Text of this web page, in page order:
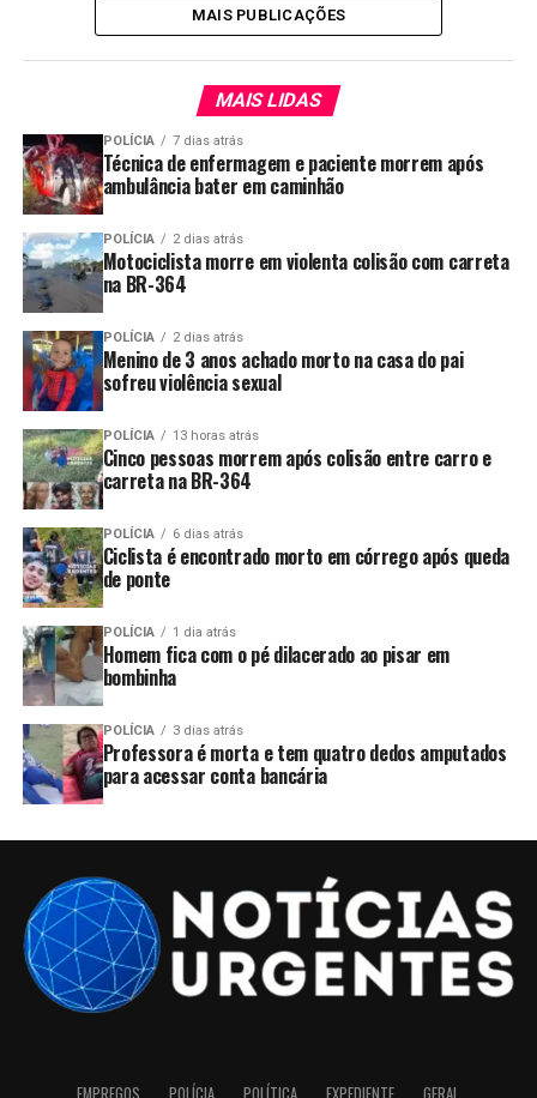
MAIS PUBLICAÇÕES
MAIS LIDAS
POLÍCIA 7 dias atrás
Técnica de enfermagem e paciente morrem após
ambulância bater em caminhão
POLÍCIA 2 dias atrás
Motociclista morre em violenta colisão com carreta
na BR-364
POLÍCIA 2 dias atrás
Menino de 3 anos achado morto na casa do pai
sofreu violência sexual
POLÍCIA 13 horas atrás
Cinco pessoas morrem após colisão entre carro e
carreta na BR-364
POLÍCIA 6 dias atrás
Ciclista é encontrado morto em córrego após queda
de ponte
POLÍCIA 1 dia atrás
Homem fica com o pé dilacerado ao pisar em
bombinha
POLÍCIA 3 dias atrás
Professora é morta e tem quatro dedos amputados
para acessar conta bancária